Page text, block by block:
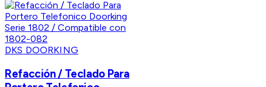
DKS DOORKING
Refacción / Teclado Para